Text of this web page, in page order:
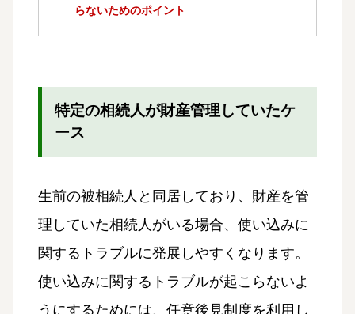
らないためのポイント
特定の相続人が財産管理していたケ
ース
生前の被相続人と同居しており、財産を管
理していた相続人がいる場合、使い込みに
関するトラブルに発展しやすくなります。
使い込みに関するトラブルが起こらないよ
うにするためには、任意後見制度を利用し